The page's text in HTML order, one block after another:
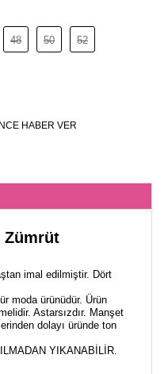
48 50 52
HABER VER
Zümrüt
imal edilmiştir. Dört
moda ürünüdür. Ürün
Astarsızdır. Manşet
dolayı üründe ton
YIKANABİLİR.